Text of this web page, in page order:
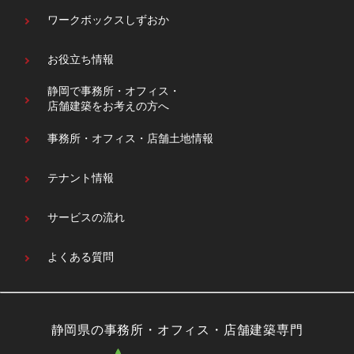
ワークボックスしずおか
お役立ち情報
静岡で事務所・オフィス・
店舗建築をお考えの方へ
事務所・オフィス・ 店舗土地情報
テナント情報
サービスの流れ
よくある質問
静岡県の事務所・オフィス・店舗建築専門